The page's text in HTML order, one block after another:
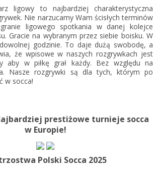
ligowy to najbardziej charakterystyczna
Nie narzucamy Wam ścisłych terminów
ligowego spotkania w danej kolejce
Gracie na wybranym przez siebie boisku. W
godzinie. To daje dużą swobodę, a
że wpisowe w naszych rozgrywkach jest
aby w piłkę grał każdy. Bez względu na
Nasze rozgrywki są dla tych, którym po
w socca!
prestiżowe turnieje socca
w Europie!
Polski Socca 2025